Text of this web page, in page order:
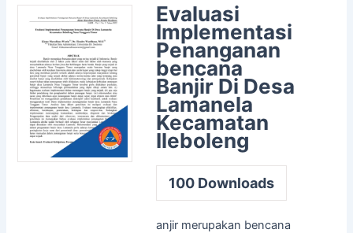
Evaluasi
Implementasi
Penanganan
bencana
Banjir Di Desa
Lamanela
Kecamatan
Ileboleng
100Downloads
anjir merupakan bencana